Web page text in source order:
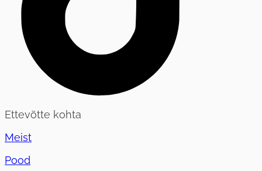
Ettevõtte kohta
Meist
Pood